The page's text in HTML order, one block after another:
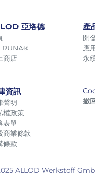
亞洛德
商店
產
開
應
永
資訊
聲明
權政策
表單
商業條款
條款
撤
ALLOD Werkstoff